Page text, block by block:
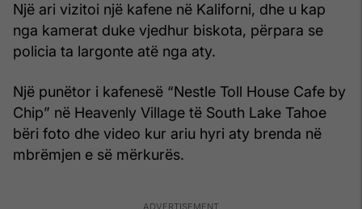
Një ari vizitoi një kafene në Kaliforni, dhe u kap
nga kamerat duke vjedhur biskota, përpara se
policia ta largonte atë nga aty.
Një punëtor i kafenesë “Nestle Toll House Cafe by
Chip” në Heavenly Village të South Lake Tahoe
bëri foto dhe video kur ariu hyri aty brenda në
mbrëmjen e së mërkurës.